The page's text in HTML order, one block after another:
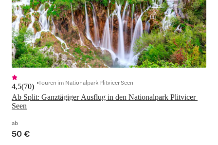
Ab Split: Ganztägiger Ausflug in den Nationalpark Plitvicer
Seen
4,5(70) Touren im Nationalpark Plitvicer Seen
ab
50 €